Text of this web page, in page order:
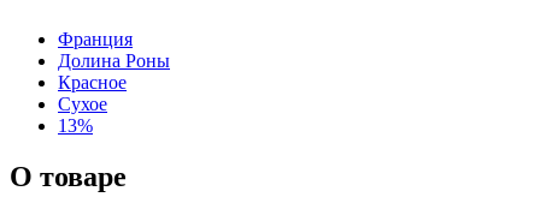
Франция
Долина Роны
Красное
Сухое
13%
О товаре